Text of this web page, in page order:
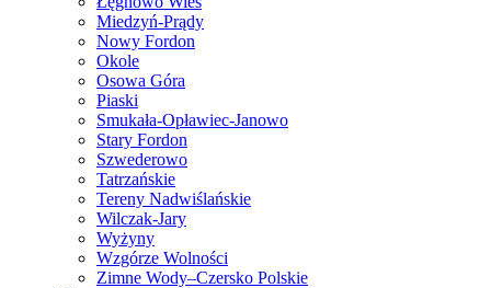
Miedzyń-Prądy
Nowy Fordon
Okole
Osowa Góra
Piaski
Smukała-Opławiec-Janowo
Stary Fordon
Szwederowo
Tatrzańskie
Tereny Nadwiślańskie
Wilczak-Jary
Wyżyny
Wzgórze Wolności
Zimne Wody–Czersko Polskie